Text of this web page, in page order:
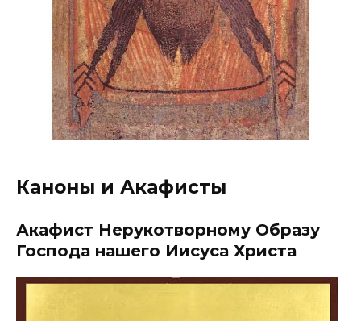
Каноны и Акафисты
Акафист Нерукотворному Образу
Господа нашего Иисуса Христа